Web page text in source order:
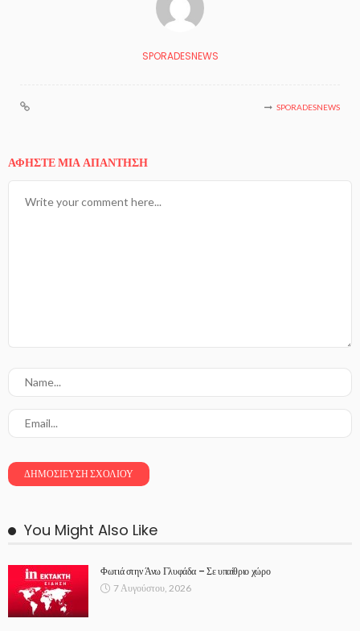
SPORADESNEWS
SPORADESNEWS
ΑΦΉΣΤΕ ΜΙΑ ΑΠΆΝΤΗΣΗ
You Might Also Like
Φωτιά στην Άνω Γλυφάδα – Σε υπαίθριο χώρο
7 Αυγούστου, 2026